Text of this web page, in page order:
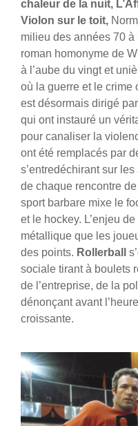
chaleur de la nuit,
Violon sur le toit,
milieu des années 70 à
roman homonyme de
à l’aube du vingt et
où la guerre et le crime
est désormais dirigé
qui ont instauré un
pour canaliser la
ont été remplacés par
s’entredéchirant sur
de chaque rencontre
sport barbare mixe le
et le hockey. L’enjeu
métallique que les
des points. Rollerball
sociale tirant à boulets
de l’entreprise, de la
dénonçant avant
croissante.